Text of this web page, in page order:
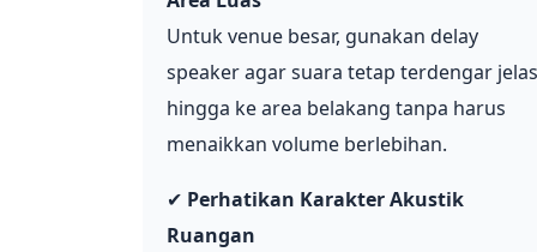
Untuk venue besar, gunakan delay
speaker agar suara tetap terdengar
hingga ke area belakang tanpa harus
menaikkan volume berlebihan.
✔ Perhatikan Karakter Akustik
Ruangan